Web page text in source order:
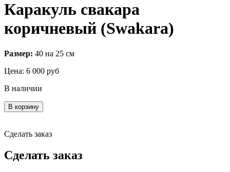
Каракуль свакара
коричневый (Swakara)
Размер: 40 на 25 см
Цена: 6 000 руб
В наличии
В корзину
Сделать заказ
Сделать заказ